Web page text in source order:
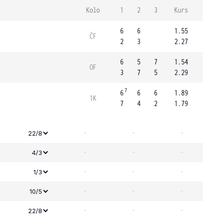
Kolo 1 2 3 Kurs
ČF
6
2
6
3
1.55
2.27
OF
6
3
5
7
7
5
1.54
2.29
1K
67
7
6
4
6
2
1.89
1.79
22/8 - - -
4/3 - - -
1/3 - - -
10/5 - - -
22/8 - - -